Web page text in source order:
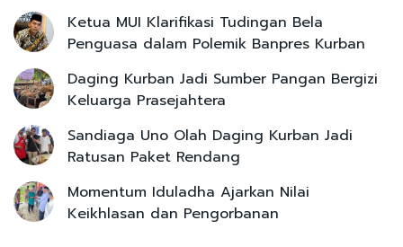
Ketua MUI Klarifikasi Tudingan Bela
Penguasa dalam Polemik Banpres Kurban
Daging Kurban Jadi Sumber Pangan Bergizi
Keluarga Prasejahtera
Sandiaga Uno Olah Daging Kurban Jadi
Ratusan Paket Rendang
Momentum Iduladha Ajarkan Nilai
Keikhlasan dan Pengorbanan